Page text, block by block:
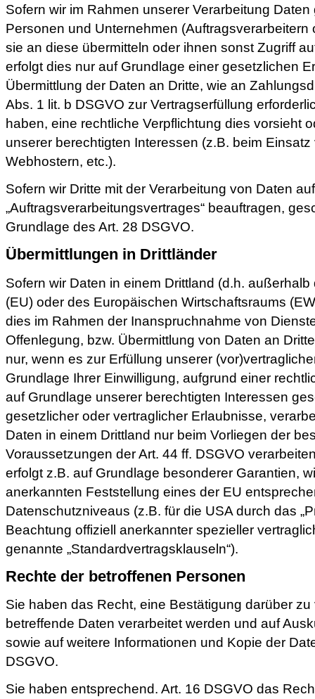
Sofern wir im Rahmen unserer Verarbeitung
Personen und Unternehmen (Auftragsverarbeitern
sie an diese übermitteln oder ihnen sonst Zugriff
erfolgt dies nur auf Grundlage einer gesetzlichen
Übermittlung der Daten an Dritte, wie an
Abs. 1 lit. b DSGVO zur Vertragserfüllung
haben, eine rechtliche Verpflichtung dies vorsieht
unserer berechtigten Interessen (z.B. beim
Webhostern, etc.).
Sofern wir Dritte mit der Verarbeitung von Daten
„Auftragsverarbeitungsvertrages“ beauftragen,
Grundlage des Art. 28 DSGVO.
Übermittlungen in Drittländer
Sofern wir Daten in einem Drittland (d.h.
(EU) oder des Europäischen Wirtschaftsraums
dies im Rahmen der Inanspruchnahme von
Offenlegung, bzw. Übermittlung von Daten an
nur, wenn es zur Erfüllung unserer
Grundlage Ihrer Einwilligung, aufgrund einer
auf Grundlage unserer berechtigten Interessen
gesetzlicher oder vertraglicher Erlaubnisse,
Daten in einem Drittland nur beim Vorliegen der
Voraussetzungen der Art. 44 ff. DSGVO
erfolgt z.B. auf Grundlage besonderer Garantien,
anerkannten Feststellung eines der EU
Datenschutzniveaus (z.B. für die USA durch das
Beachtung offiziell anerkannter spezieller
genannte „Standardvertragsklauseln“).
Rechte der betroffenen Personen
Sie haben das Recht, eine Bestätigung darüber
betreffende Daten verarbeitet werden und auf
sowie auf weitere Informationen und Kopie der
DSGVO.
Sie haben entsprechend. Art. 16 DSGVO das